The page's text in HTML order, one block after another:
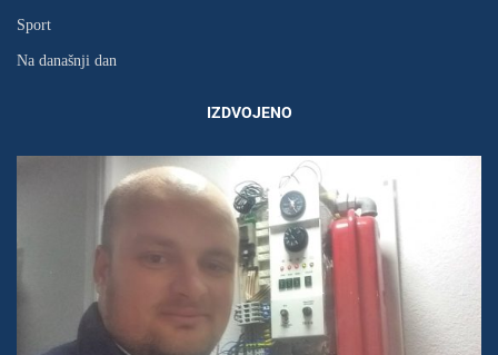
Sport
Na današnji dan
IZDVOJENO